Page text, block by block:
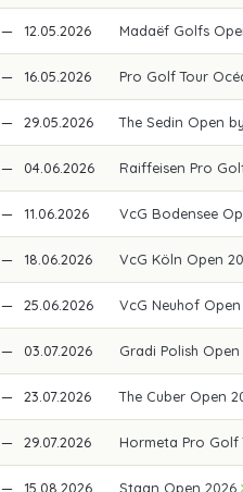
— 12.05.2026 Madaëf Golfs
— 16.05.2026 Pro Golf Tour
— 29.05.2026 The Sedin Open
— 04.06.2026 Raiffeisen Pro
— 11.06.2026 VcG Bodensee
— 18.06.2026 VcG Köln Open
— 25.06.2026 VcG Neuhof
— 03.07.2026 Gradi Polish
— 23.07.2026 The Cuber Open
— 29.07.2026 Hormeta Pro
— 15.08.2026 Staan Open 2026